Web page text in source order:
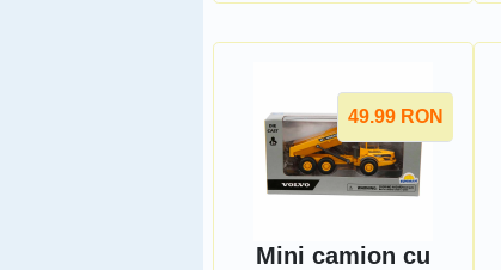
49.99 RON
Mini camion cu